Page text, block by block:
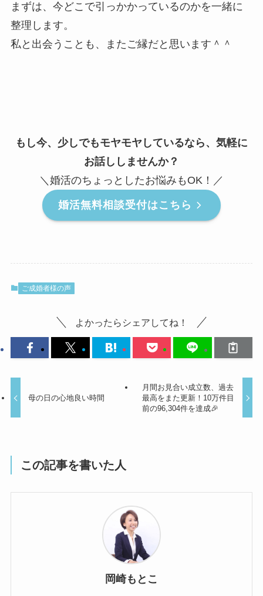
まずは、今どこで引っかかっているのかを一緒に
整理します。
私と出会うことも、またご縁だと思います＾＾
もし今、少しでもモヤモヤしているなら、気軽に
お話ししませんか？
＼婚活のちょっとしたお悩みもOK！／
婚活無料相談受付はこちら
ご成婚者様の声
よかったらシェアしてね！
母の日の心地良い時間
月間お見合い成立数、過去
最高をまた更新！10万件目
前の96,304件を達成🎉
この記事を書いた人
岡崎もとこ